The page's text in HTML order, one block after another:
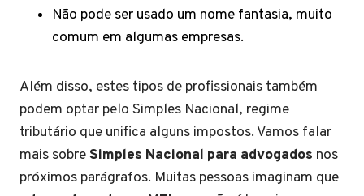
Não pode ser usado um nome fantasia, muito
comum em algumas empresas.
Além disso, estes tipos de profissionais também
podem optar pelo Simples Nacional, regime
tributário que unifica alguns impostos. Vamos falar
mais sobreSimples Nacional para advogados nos
próximos parágrafos. Muitas pessoas imaginam que